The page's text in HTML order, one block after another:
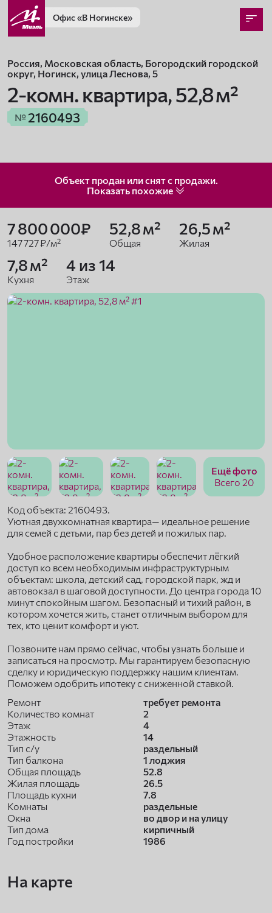
Офис«В Ногинске»
Россия, Московская область, Богородский городской
округ, Ногинск, улица Леснова, 5
2-комн. квартира,52,8 м²
№ 2160493
Объект продан или снят с продажи.
Показать похожие
7 800 000₽
147 727 ₽/м²
52,8 м²
Общая
26,5 м²
Жилая
7,8 м²
Кухня
4 из 14
Этаж
Ещё фото
Всего 20
Код объекта: 2160493.
Уютная двухкомнатная квартира— идеальное решение
для семей с детьми, пар без детей и пожилых пар.
Удобное расположение квартиры обеспечит лёгкий
доступ ко всем необходимым инфраструктурным
объектам: школа, детский сад, городской парк, жд и
автовокзал в шаговой доступности. До центра города 10
минут спокойным шагом. Безопасный и тихий район, в
котором хочется жить, станет отличным выбором для
тех, кто ценит комфорт и уют.
Позвоните нам прямо сейчас, чтобы узнать больше и
записаться на просмотр. Мы гарантируем безопасную
сделку и юридическую поддержку нашим клиентам.
Поможем одобрить ипотеку с сниженной ставкой.
Ремонт
требует ремонта
Количество комнат
2
Этаж
4
Этажность
14
Тип с/у
раздельный
Тип балкона
1 лоджия
Общая площадь
52.8
Жилая площадь
26.5
Площадь кухни
7.8
Комнаты
раздельные
Окна
во двор и на улицу
Тип дома
кирпичный
Год постройки
1986
На карте